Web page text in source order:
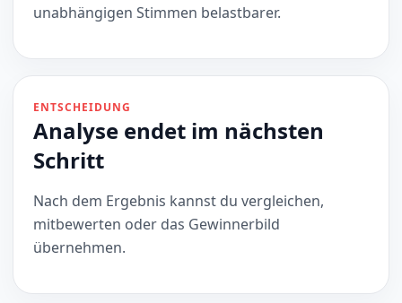
unabhängigen Stimmen belastbarer.
ENTSCHEIDUNG
Analyse endet im nächsten
Schritt
Nach dem Ergebnis kannst du vergleichen,
mitbewerten oder das Gewinnerbild
übernehmen.